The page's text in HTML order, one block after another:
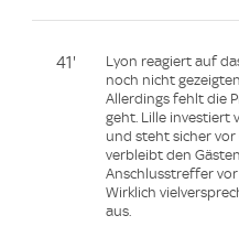
41'
Lyon reagiert auf
noch nicht
Allerdings fehlt die
geht. Lille investiert
und steht sicher vor
verbleibt den
Anschlusstreffer vor
Wirklich
aus.